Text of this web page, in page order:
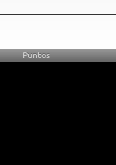
Puntos